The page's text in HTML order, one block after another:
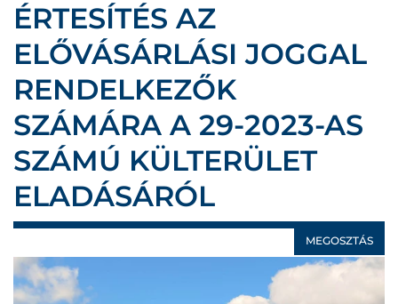
ÉRTESÍTÉS AZ
ELŐVÁSÁRLÁSI JOGGAL
RENDELKEZŐK
SZÁMÁRA A 29-2023-AS
SZÁMÚ KÜLTERÜLET
ELADÁSÁRÓL
MEGOSZTÁS